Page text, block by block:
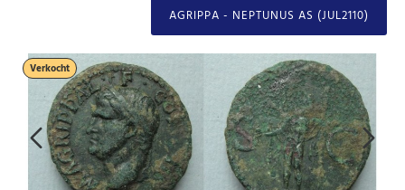
AGRIPPA - NEPTUNUS AS (JUL2110)
Verkocht